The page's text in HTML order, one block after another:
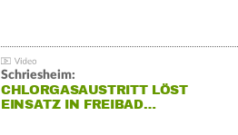
Schriesheim:
CHLORGASAUSTRITT LÖST
EINSATZ IN FREIBAD…